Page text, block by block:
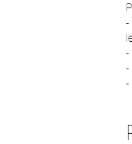
-
-
-
-